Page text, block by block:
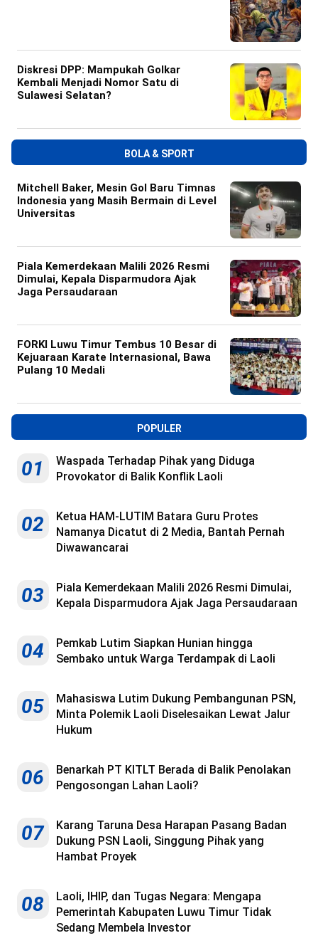
Diskresi DPP: Mampukah Golkar
Kembali Menjadi Nomor Satu di
Sulawesi Selatan?
BOLA & SPORT
Mitchell Baker, Mesin Gol Baru Timnas
Indonesia yang Masih Bermain di Level
Universitas
Piala Kemerdekaan Malili 2026 Resmi
Dimulai, Kepala Disparmudora Ajak
Jaga Persaudaraan
FORKI Luwu Timur Tembus 10 Besar di
Kejuaraan Karate Internasional, Bawa
Pulang 10 Medali
POPULER
01
Waspada Terhadap Pihak yang Diduga
Provokator di Balik Konflik Laoli
02
Ketua HAM-LUTIM Batara Guru Protes
Namanya Dicatut di 2 Media, Bantah Pernah
Diwawancarai
03
Piala Kemerdekaan Malili 2026 Resmi Dimulai,
Kepala Disparmudora Ajak Jaga Persaudaraan
04
Pemkab Lutim Siapkan Hunian hingga
Sembako untuk Warga Terdampak di Laoli
05
Mahasiswa Lutim Dukung Pembangunan PSN,
Minta Polemik Laoli Diselesaikan Lewat Jalur
Hukum
06
Benarkah PT KITLT Berada di Balik Penolakan
Pengosongan Lahan Laoli?
07
Karang Taruna Desa Harapan Pasang Badan
Dukung PSN Laoli, Singgung Pihak yang
Hambat Proyek
08
Laoli, IHIP, dan Tugas Negara: Mengapa
Pemerintah Kabupaten Luwu Timur Tidak
Sedang Membela Investor